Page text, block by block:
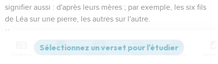
signifier aussi : d'après leurs mères ; par exemple, les six fils
de Léa sur une pierre, les autres sur l'autre.
11
pierre en Egypte dès les temps les plus reculés.
Versions Commentaires Strong